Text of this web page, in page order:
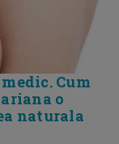
Cum
o
naturala